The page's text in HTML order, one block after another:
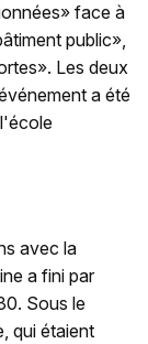
face à
public»,
Les deux
a été
avec la
a fini par
Sous le
qui étaient